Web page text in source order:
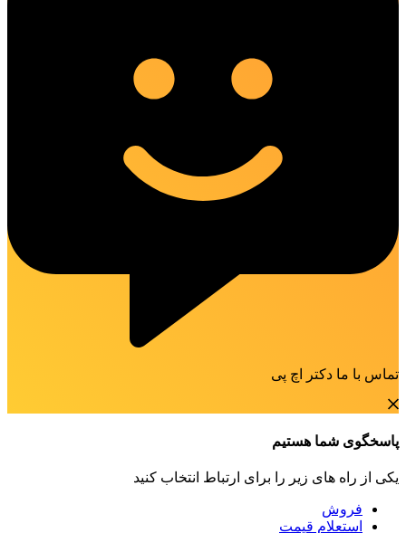
تماس با ما دکتر اچ پی
پاسخگوی شما هستیم
یکی از راه های زیر را برای ارتباط انتخاب کنید
فروش
استعلام قیمت